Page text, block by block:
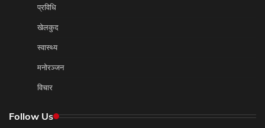
प्रविधि
खेलकुद
स्वास्थ्य
मनोरञ्जन
विचार
Follow Us